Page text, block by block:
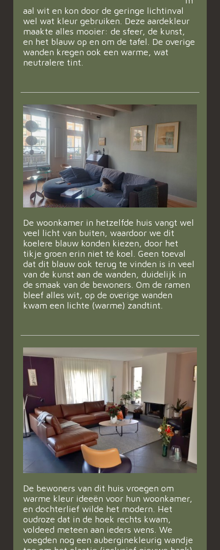
aal wit en kon door de geringe lichtinval
wel wat kleur gebruiken. Deze aardekleur
maakte alles mooier: de sfeer, de kunst,
en het blauw op en om de tafel. De overige
wanden kregen ook een warme, wat
neutralere tint.
De woonkamer in hetzelfde huis vangt wel
veel licht van buiten, waardoor we dit
koelere blauw konden kiezen, door het
tikje groen erin niet té koel. Geen toeval
dat dit blauw ook terug te vinden is in veel
van de kunst aan de wanden, duidelijk in
de smaak van de bewoners. Om de ramen
bleef alles wit, op de overige wanden
kwam een lichte (warme) zandtint.
De bewoners van dit huis vroegen om
warme kleur ideeën voor hun woonkamer,
en dochterlief wilde het modern. Het
oudroze dat in de hoek rechts kwam,
voldeed meteen aan ieders wens. We
voegden nog een auberginekleurig wandje